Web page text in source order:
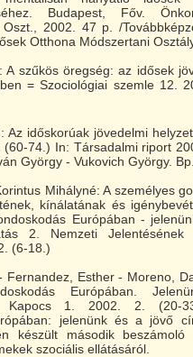
Budapest, Főv.
2002. 47 p. /
Otthona Módszertani
szűkös öregség: az idősek
= Szociológiai szemle 12.
Az időskorúak jövedelmi
(60-74.) In: Társadalmi riport
György - Vukovich György.
Mihályné: A személyes
kínálatának és
Európában -
2. Nemzeti Jelentésének
(6-18.)
Fernandez, Esther - Moreno,
Európában.
Kapocs 1. 2002. 2. (20-
jelenünk és a jövő
készült második beszámoló
szociális ellátásáról.